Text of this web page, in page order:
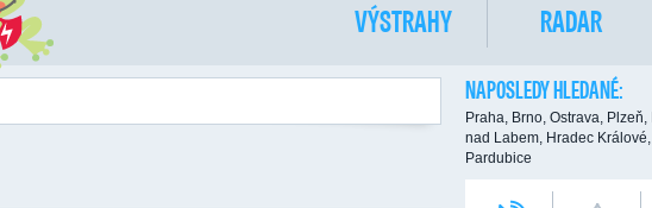
VÝSTRAHY RADAR
NAPOSLEDY HLEDANÉ:
Praha, Brno, Ostrava, Plzeň,
nad Labem, Hradec Králové,
Pardubice